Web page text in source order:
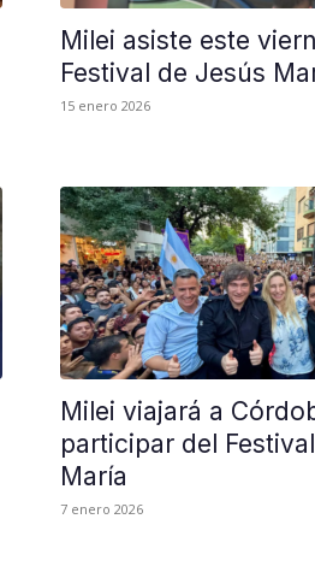
Milei asiste este
Festival de Jesús
15 enero 2026
Milei viajará a
participar del
María
7 enero 2026